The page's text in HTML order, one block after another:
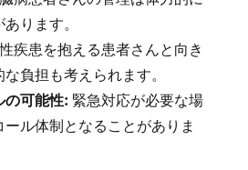
ります。
疾患を抱える患者さんと向き
負担も考えられます。
の可能性: 緊急対応が必要な場
ル体制となることがありま